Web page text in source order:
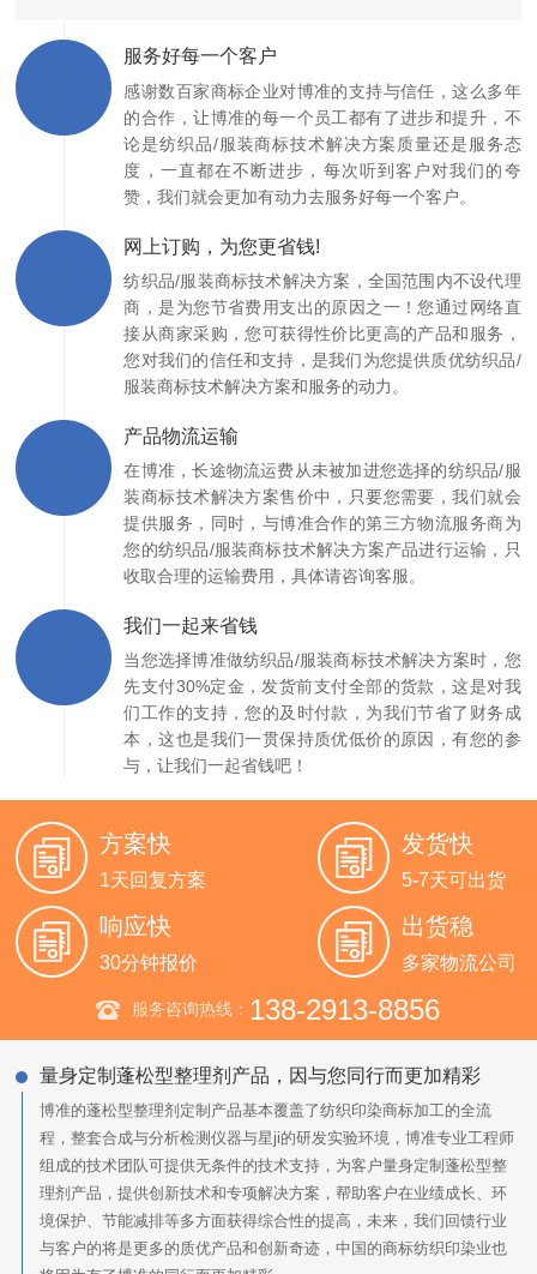
服务好每一个客户
感谢数百家商标企业对博准的支持与信任，这么多年
的合作，让博准的每一个员工都有了进步和提升，不
论是纺织品/服装商标技术解决方案质量还是服务态
度，一直都在不断进步，每次听到客户对我们的夸
赞，我们就会更加有动力去服务好每一个客户。
网上订购，为您更省钱!
纺织品/服装商标技术解决方案，全国范围内不设代理
商，是为您节省费用支出的原因之一！您通过网络直
接从商家采购，您可获得性价比更高的产品和服务，
您对我们的信任和支持，是我们为您提供质优纺织品/
服装商标技术解决方案和服务的动力。
产品物流运输
在博准，长途物流运费从未被加进您选择的纺织品/服
装商标技术解决方案售价中，只要您需要，我们就会
提供服务，同时，与博准合作的第三方物流服务商为
您的纺织品/服装商标技术解决方案产品进行运输，只
收取合理的运输费用，具体请咨询客服。
我们一起来省钱
当您选择博准做纺织品/服装商标技术解决方案时，您
先支付30%定金，发货前支付全部的货款，这是对我
们工作的支持，您的及时付款，为我们节省了财务成
本，这也是我们一贯保持质优低价的原因，有您的参
与，让我们一起省钱吧！
方案快
1天回复方案
发货快
5-7天可出货
响应快
30分钟报价
出货稳
多家物流公司
服务咨询热线： 138-2913-8856
量身定制蓬松型整理剂产品，因与您同行而更加精彩
博准的蓬松型整理剂定制产品基本覆盖了纺织印染商标加工的全流
程，整套合成与分析检测仪器与星ji的研发实验环境，博准专业工程师
组成的技术团队可提供无条件的技术支持，为客户量身定制蓬松型整
理剂产品，提供创新技术和专项解决方案，帮助客户在业绩成长、环
境保护、节能减排等多方面获得综合性的提高，未来，我们回馈行业
与客户的将是更多的质优产品和创新奇迹，中国的商标纺织印染业也